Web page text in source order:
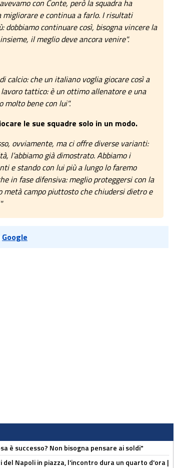
con Conte, però la squadra ha
e continua a farlo. I risultati
dobbiamo continuare così, bisogna vincere la
il meglio deve ancora venire".
calcio: che un italiano voglia giocare così a
tattico: è un ottimo allenatore e una
molto bene con lui".
le sue squadre solo in un modo.
ovviamente, ma ci offre diverse varianti:
l’abbiamo già dimostrato. Abbiamo i
e stando con lui più a lungo lo faremo
in fase difensiva: meglio proteggersi con la
campo piuttosto che chiudersi dietro e
Google
è successo? Non bisogna pensare ai soldi"
Napoli in piazza, l'incontro dura un quarto d'ora |